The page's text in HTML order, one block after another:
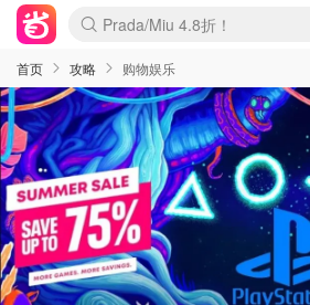
麦卢卡蜂蜜夏促！个位数！
Prada/Miu 4.8折！
啥？必胜客披萨5折！
首页 攻略 购物娱乐